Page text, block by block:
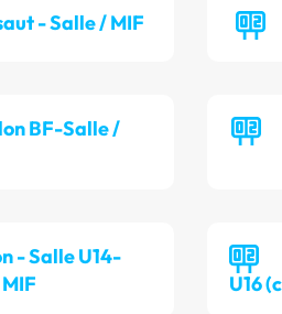
- Salle / MIF
BF-Salle /
- Salle U14-
U16